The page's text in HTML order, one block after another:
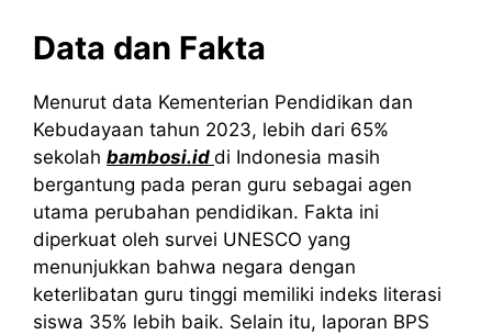
Data dan Fakta
Menurut data Kementerian Pendidikan dan
Kebudayaan tahun 2023, lebih dari 65%
sekolah bambosi.id di Indonesia masih
bergantung pada peran guru sebagai agen
utama perubahan pendidikan. Fakta ini
diperkuat oleh survei UNESCO yang
menunjukkan bahwa negara dengan
keterlibatan guru tinggi memiliki indeks literasi
siswa 35% lebih baik. Selain itu, laporan BPS